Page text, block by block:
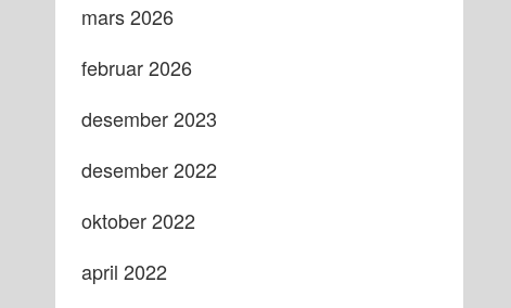
mars 2026
februar 2026
desember 2023
desember 2022
oktober 2022
april 2022